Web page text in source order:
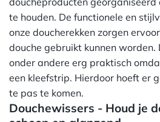
te houden. De functionele en
onze doucherekken zorgen
douche gebruikt kunnen worden.
onder andere erg praktisch
een kleefstrip. Hierdoor hoeft er
te pas te komen.
Douchewissers - Houd je